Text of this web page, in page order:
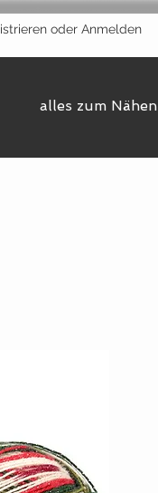
oder Anmelden
alles zum Nähen